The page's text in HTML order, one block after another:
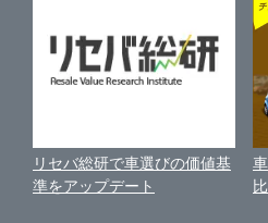
保険代理店業務に関する基本方
古物営業法に基づく表示
お客様の声
リセバ総研で車選びの価値基
準をアップデート